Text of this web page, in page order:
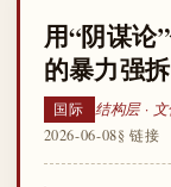
用“阴谋论
的暴力强拆
国际 结构层 ·
2026-06-08§ 链接